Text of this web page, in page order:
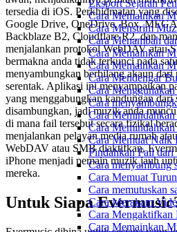
Eksport Sejarah
Cara Memainkan
Cara Menstrim
Cara Menambah
Cara Memainkan
Cara Memainkan
Cara Mendengar
Cara
Cara
Cara
Cara
Cara Memuat Naik
Pindahkan Fail
Cara menyambung
Cara Memuat
Cara memutuskan
Cara Merakam
Cara
Cara Memainkan
tersedia di iOS. Perkhidmatan yang
Google Drive, OneDrive, Box,
Backblaze B2, Cloudflare R2, dan
menjalankan protokol WebDAV atau
bermakna anda tidak terkunci pada
menyambungkan berbilang akaun dari
serentak. Aplikasi ini menyampaikan
yang menggabungkan kandungan dari
disambungkan, jadi muzik anda
di mana fail tersebut secara fizikal
menjalankan pelayan media rumah
WebDAV atau SMB diaktifkan,
iPhone menjadi pemain muzik jauh
mereka.
Untuk Siapa